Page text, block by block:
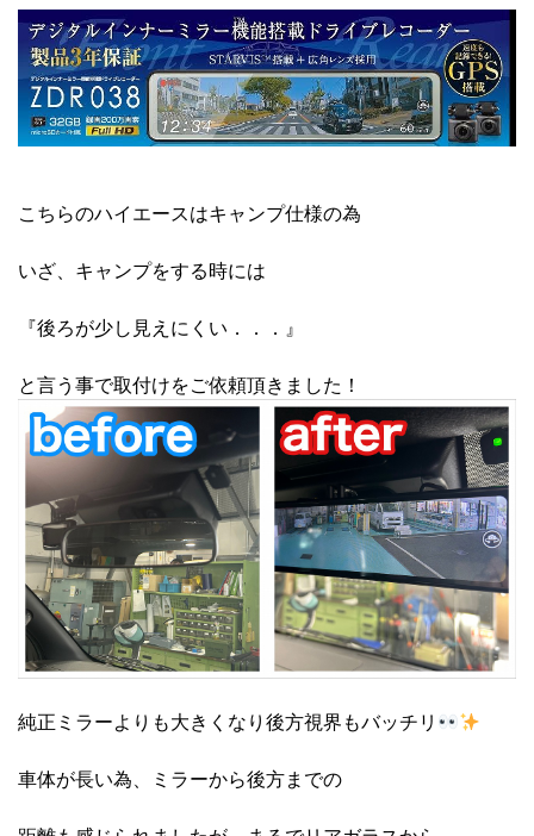
こちらのハイエースはキャンプ仕様の為
いざ、キャンプをする時には
『後ろが少し見えにくい．．．』
と言う事で取付けをご依頼頂きました！
純正ミラーよりも大きくなり後方視界もバッチリ
車体が長い為、ミラーから後方までの